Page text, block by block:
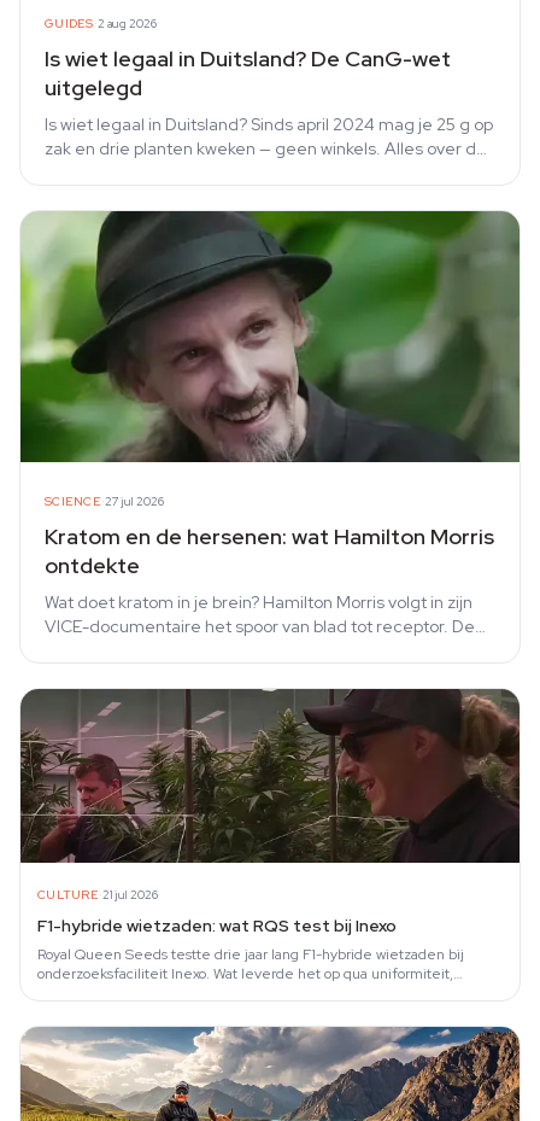
GUIDES·2 aug 2026
Is wiet legaal in Duitsland? De CanG-wet
uitgelegd
Is wiet legaal in Duitsland? Sinds april 2024 mag je 25 g op
zak en drie planten kweken — geen winkels. Alles over de
SCIENCE·27 jul 2026
Kratom en de hersenen: wat Hamilton Morris
ontdekte
Wat doet kratom in je brein? Hamilton Morris volgt in zijn
VICE-documentaire het spoor van blad tot receptor. De
CULTURE·21 jul 2026
F1-hybride wietzaden: wat RQS test bij Inexo
Royal Queen Seeds testte drie jaar lang F1-hybride wietzaden bij
onderzoeksfaciliteit Inexo. Wat leverde het op qua uniformiteit,